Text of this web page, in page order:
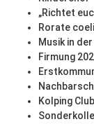
„Richtet
Rorate
Musik in
Firmung
Kolping